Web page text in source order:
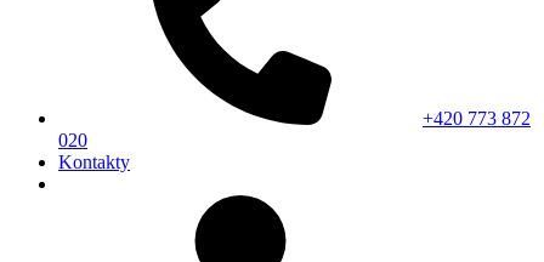
+420 773 872
020
Kontakty